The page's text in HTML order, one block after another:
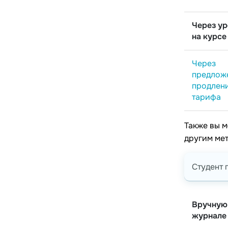
Через
на курсе
Через
тарифа
Также вы
другим
Студент
журнале